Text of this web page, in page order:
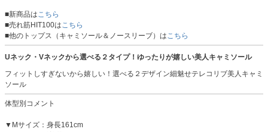
■新商品はこちら
■売れ筋HIT100はこちら
■他のトップス（キャミソール＆ノースリーブ）はこちら
Uネック・Vネックから選べる２タイプ！ゆったりが嬉しい美人キャミソール
フィットしすぎないから嬉しい！選べる２デザイン細魅せテレコリブ美人キャミ
ソール
体型別コメント
▼Mサイズ：身長161cm